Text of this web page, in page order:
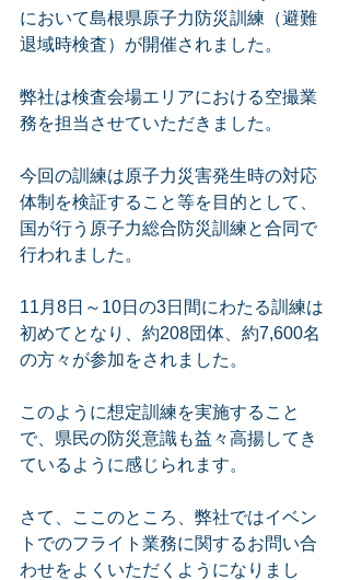
において島根県原子力防災訓練（避難
退域時検査）が開催されました。
弊社は検査会場エリアにおける空撮業
務を担当させていただきました。
今回の訓練は原子力災害発生時の対応
体制を検証すること等を目的として、
国が行う原子力総合防災訓練と合同で
行われました。
11月8日～10日の3日間にわたる訓練は
初めてとなり、約208団体、約7,600名
の方々が参加をされました。
このように想定訓練を実施すること
で、県民の防災意識も益々高揚してき
ているように感じられます。
さて、ここのところ、弊社ではイベン
トでのフライト業務に関するお問い合
わせをよくいただくようになりまし